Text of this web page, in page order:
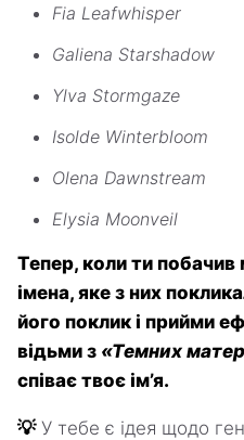
Fia Leafwhisper
Galiena Starshadow
Ylva Stormgaze
Isolde Winterbloom
Olena Dawnstream
Elysia Moonveil
Тепер, коли ти побачив
імена, яке з них
його поклик і прийми
відьми з «Темних
співає твоє ім’я.
💡 У тебе є ідея щодо